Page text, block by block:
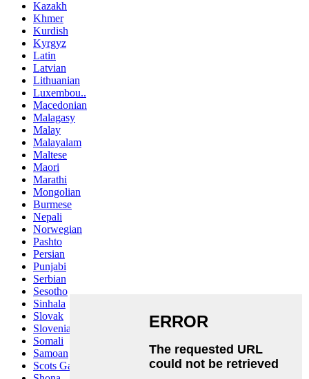
Kazakh
Khmer
Kurdish
Kyrgyz
Latin
Latvian
Lithuanian
Luxembou..
Macedonian
Malagasy
Malay
Malayalam
Maltese
Maori
Marathi
Mongolian
Burmese
Nepali
Norwegian
Pashto
Persian
Punjabi
Serbian
Sesotho
Sinhala
Slovak
Slovenian
Somali
Samoan
Scots Gaelic